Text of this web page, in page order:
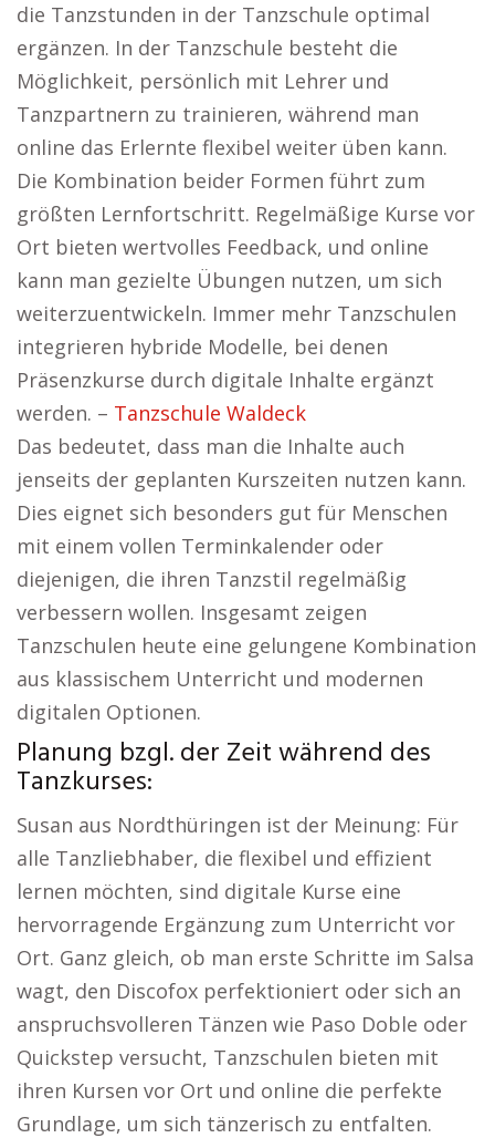
die Tanzstunden in der Tanzschule optimal
ergänzen. In der Tanzschule besteht die
Möglichkeit, persönlich mit Lehrer und
Tanzpartnern zu trainieren, während man
online das Erlernte flexibel weiter üben kann.
Die Kombination beider Formen führt zum
größten Lernfortschritt. Regelmäßige Kurse vor
Ort bieten wertvolles Feedback, und online
kann man gezielte Übungen nutzen, um sich
weiterzuentwickeln. Immer mehr Tanzschulen
integrieren hybride Modelle, bei denen
Präsenzkurse durch digitale Inhalte ergänzt
werden. – Tanzschule Waldeck
Das bedeutet, dass man die Inhalte auch
jenseits der geplanten Kurszeiten nutzen kann.
Dies eignet sich besonders gut für Menschen
mit einem vollen Terminkalender oder
diejenigen, die ihren Tanzstil regelmäßig
verbessern wollen. Insgesamt zeigen
Tanzschulen heute eine gelungene Kombination
aus klassischem Unterricht und modernen
digitalen Optionen.
Planung bzgl. der Zeit während des
Tanzkurses:
Susan aus Nordthüringen ist der Meinung: Für
alle Tanzliebhaber, die flexibel und effizient
lernen möchten, sind digitale Kurse eine
hervorragende Ergänzung zum Unterricht vor
Ort. Ganz gleich, ob man erste Schritte im Salsa
wagt, den Discofox perfektioniert oder sich an
anspruchsvolleren Tänzen wie Paso Doble oder
Quickstep versucht, Tanzschulen bieten mit
ihren Kursen vor Ort und online die perfekte
Grundlage, um sich tänzerisch zu entfalten.